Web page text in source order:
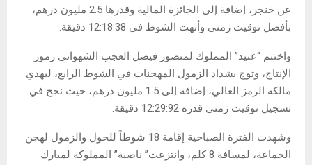
عن خنجر، إضافة إلى الجائزة المالية وقدرها 2.5 مليون درهم،
بأفضل توقيت زمني وأنهت الشوط في 12:18:38 دقيقة.
واختتم “عنيد” المملوك لمنصور فيصل العجب الشهواني رموز
الإنتاج، وتوج بشداد الزمول المهجنات في الشوط الرابع، ليهدي
مالكه الرمز الغالي، إضافة إلى 1.5 مليون درهم، حيث نجح في
تسجيل توقيت زمني قدره 12:29:92 دقيقة.
وشهدت الفترة الصباحية إقامة 18 شوطاً للحول والزمول لهجن
الجماعة، لمسافة 8 كلم، وانتزعت” ناصية” المملوكة لمبارك